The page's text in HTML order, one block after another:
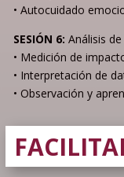
• Autocuidado
SESIÓN 6: Análisis
• Medición de
• Interpretación de
• Observación y